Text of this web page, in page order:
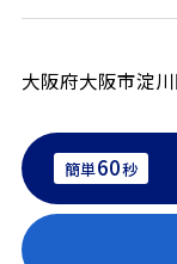
大阪府大阪市淀
簡単60秒